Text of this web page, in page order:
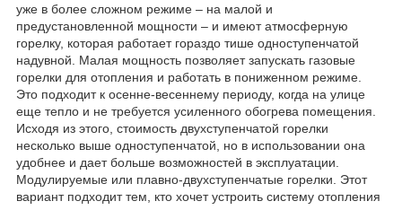
уже в более сложном режиме – на малой и
предустановленной мощности – и имеют атмосферную
горелку, которая работает гораздо тише одноступенчатой
надувной. Малая мощность позволяет запускать газовые
горелки для отопления и работать в пониженном режиме.
Это подходит к осенне-весеннему периоду, когда на улице
еще тепло и не требуется усиленного обогрева помещения.
Исходя из этого, стоимость двухступенчатой горелки
несколько выше одноступенчатой, но в использовании она
удобнее и дает больше возможностей в эксплуатации.
Модулируемые или плавно-двухступенчатые горелки. Этот
вариант подходит тем, кто хочет устроить систему отопления